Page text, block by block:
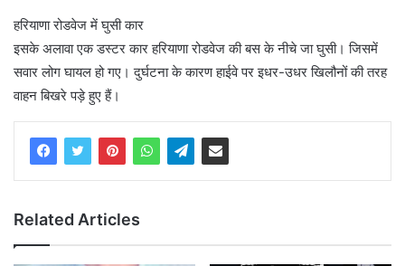
हरियाणा रोडवेज में घुसी कार
इसके अलावा एक डस्टर कार हरियाणा रोडवेज की बस के नीचे जा घुसी। जिसमें
सवार लोग घायल हो गए। दुर्घटना के कारण हाईवे पर इधर-उधर खिलौनों की तरह
वाहन बिखरे पड़े हुए हैं।
Related Articles